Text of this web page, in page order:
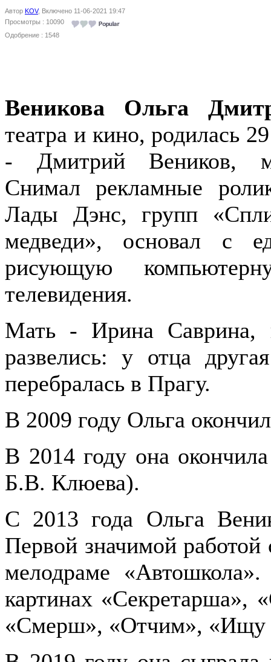
Автор KOV, Включено 11-06-2021 19:47
Просмотры : 10090
Одобрение : 1548
Веникова Ольга
театра и кино, родилась
- Дмитрий Веников,
Снимал рекламные
Лады Дэнс, групп
медведи», основал с
рисующую
телевидения.
Мать - Ирина Саврина,
развелись: у отца
перебралась в Прагу.
В 2009 году Ольга
В 2014 году она
Б.В. Клюева).
С 2013 года Ольга
Первой значимой
мелодраме
картинах «Секретарша»,
«Смерш», «Отчим», «Ищу